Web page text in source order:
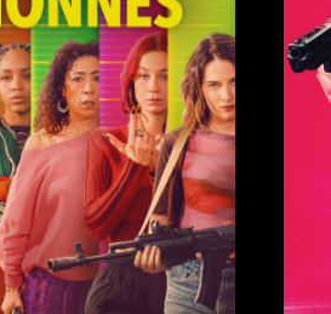
Trailer